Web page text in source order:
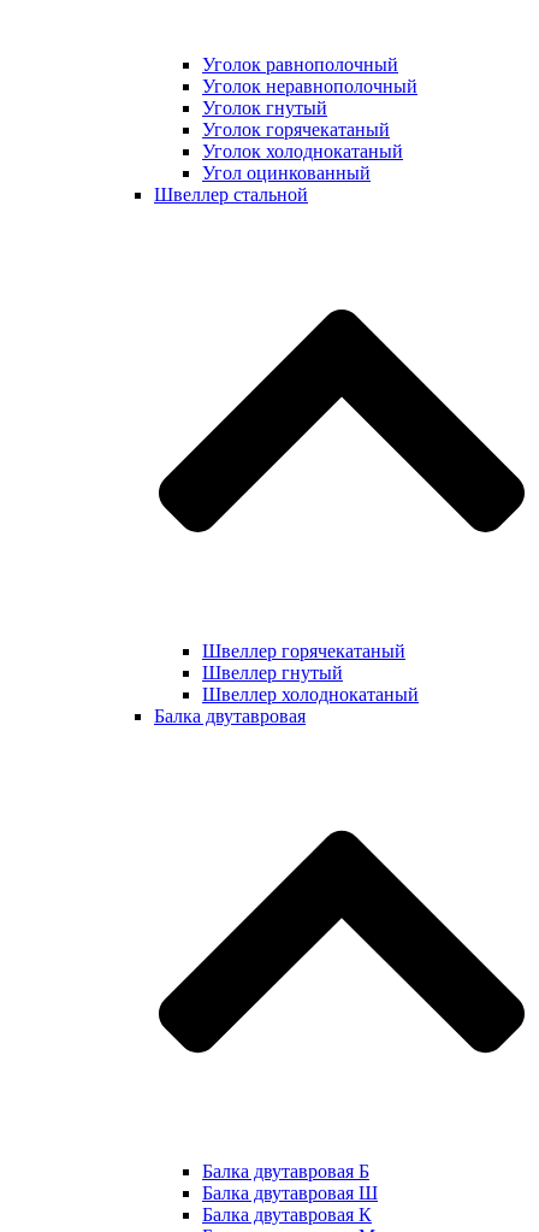
Уголок равнополочный
Уголок неравнополочный
Уголок гнутый
Уголок горячекатаный
Уголок холоднокатаный
Угол оцинкованный
Швеллер стальной
Швеллер горячекатаный
Швеллер гнутый
Швеллер холоднокатаный
Балка двутавровая
Балка двутавровая Б
Балка двутавровая Ш
Балка двутавровая К